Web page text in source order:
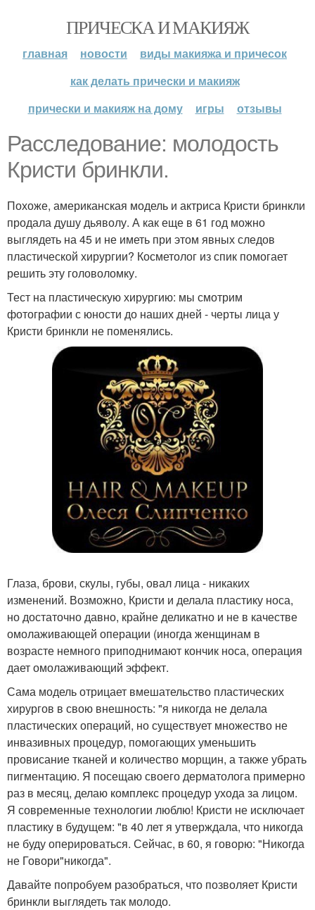
ПРИЧЕСКА И МАКИЯЖ
главная новости
виды макияжа и причесок
как делать прически и макияж
прически и макияж на дому
игры отзывы
Расследование: молодость
Кристи бринкли.
Похоже, американская модель и актриса Кристи бринкли
продала душу дьяволу. А как еще в 61 год можно
выглядеть на 45 и не иметь при этом явных следов
пластической хирургии? Косметолог из спик помогает
решить эту головоломку.
Тест на пластическую хирургию: мы смотрим
фотографии с юности до наших дней - черты лица у
Кристи бринкли не поменялись.
Глаза, брови, скулы, губы, овал лица - никаких
изменений. Возможно, Кристи и делала пластику носа,
но достаточно давно, крайне деликатно и не в качестве
омолаживающей операции (иногда женщинам в
возрасте немного приподнимают кончик носа, операция
дает омолаживающий эффект.
Сама модель отрицает вмешательство пластических
хирургов в свою внешность: "я никогда не делала
пластических операций, но существует множество не
инвазивных процедур, помогающих уменьшить
провисание тканей и количество морщин, а также убрать
пигментацию. Я посещаю своего дерматолога примерно
раз в месяц, делаю комплекс процедур ухода за лицом.
Я современные технологии люблю! Кристи не исключает
пластику в будущем: "в 40 лет я утверждала, что никогда
не буду оперироваться. Сейчас, в 60, я говорю: "Никогда
не Говори"никогда".
Давайте попробуем разобраться, что позволяет Кристи
бринкли выглядеть так молодо.